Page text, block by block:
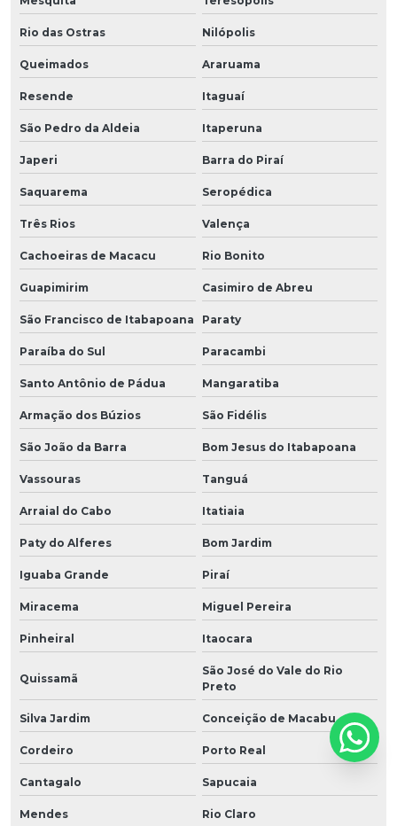
Rio das Ostras Nilópolis
Queimados Araruama
Resende Itaguaí
São Pedro da Aldeia Itaperuna
Japeri Barra do Piraí
Saquarema Seropédica
Três Rios Valença
Cachoeiras de Macacu Rio Bonito
Guapimirim Casimiro de Abreu
São Francisco de Itabapoana Paraty
Paraíba do Sul Paracambi
Santo Antônio de Pádua Mangaratiba
Armação dos Búzios São Fidélis
São João da Barra Bom Jesus do Itabapoana
Vassouras Tanguá
Arraial do Cabo Itatiaia
Paty do Alferes Bom Jardim
Iguaba Grande Piraí
Miracema Miguel Pereira
Pinheiral Itaocara
Quissamã
São José do Vale do Rio
Preto
Silva Jardim Conceição de Macabu
Cordeiro Porto Real
Cantagalo Sapucaia
Mendes Rio Claro